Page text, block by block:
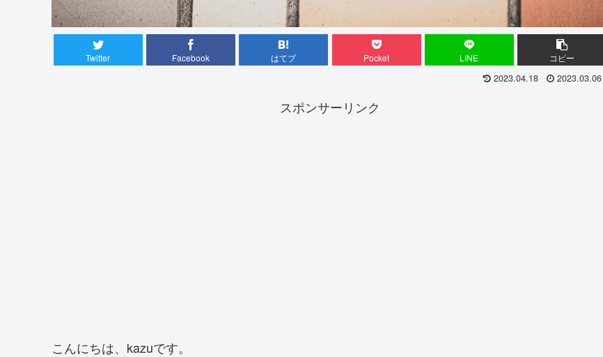
Twitter Facebook はてブ Pocket LINE コピー
2023.04.18 2023.03.06
スポンサーリンク
こんにちは、kazuです。